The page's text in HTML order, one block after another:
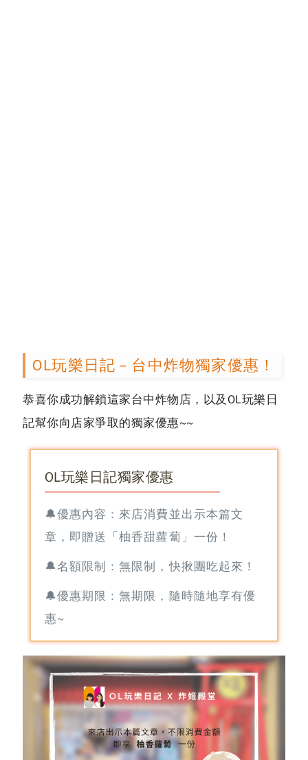
OL玩樂日記－台中炸物獨家優惠！
恭喜你成功解鎖這家台中炸物店，以及OL玩樂日
記幫你向店家爭取的獨家優惠~~
OL玩樂日記獨家優惠
🔔優惠內容：來店消費並出示本篇文
章，即贈送「柚香甜蘿蔔」一份！
🔔名額限制：無限制，快揪團吃起來！
🔔優惠期限：無期限，隨時隨地享有優
惠~